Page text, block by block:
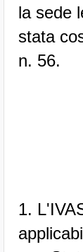
la sede
stata
n. 56.
1.